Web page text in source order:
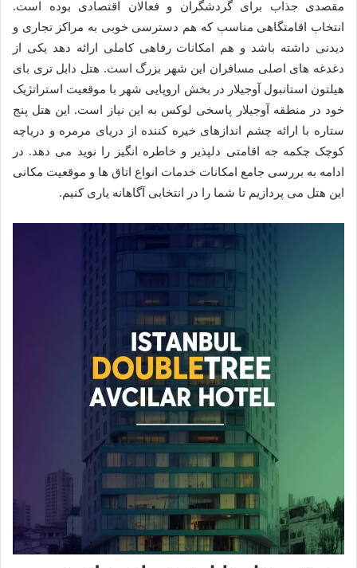
مقصدی جذاب برای گردشگران و فعالان اقتصادی بوده است.
انتخاب اقامتگاهی مناسب که هم دسترسی خوبی به مراکز تجاری و
دیدنی داشته باشد و هم امکانات رفاهی کاملی ارائه دهد یکی از
دغدغه های اصلی مسافران این شهر بزرگ است. هتل دابل تری بای
هیلتون استانبول آوجیلار در بخش اروپایی شهر با موقعیت استراتژیک
خود در منطقه آوجیلار پاسخی لوکس به این نیاز است. این هتل پنج
ستاره با ارائه چشم اندازهای خیره کننده از دریای مرمره و دریاچه
کوچک چکمه جه اقامتی دلپذیر و خاطره انگیز را نوید می دهد. در
ادامه به بررسی جامع امکانات خدمات انواع اتاق ها و موقعیت مکانی
این هتل می پردازیم تا شما را در انتخابی آگاهانه یاری کنیم.